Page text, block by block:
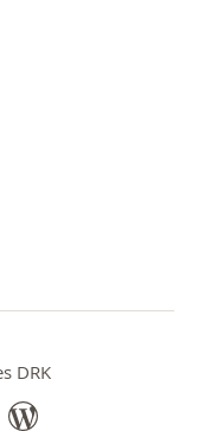
DRK